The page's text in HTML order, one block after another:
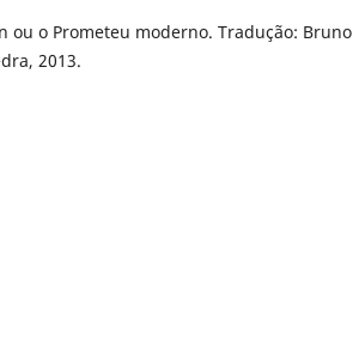
ou o Prometeu moderno. Tradução: Bruno
2013.